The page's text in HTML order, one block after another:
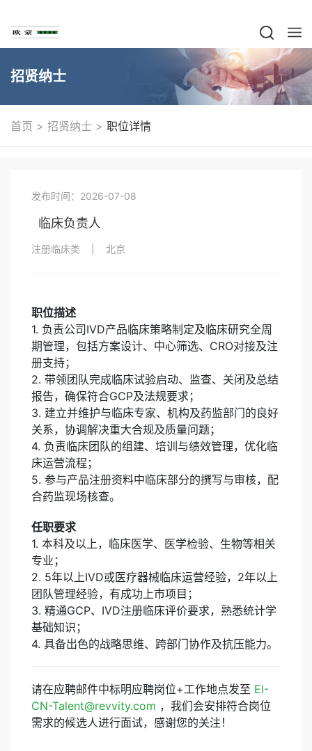
招贤纳士
首页 > 招贤纳士 > 职位详情
发布时间：2026-07-08
临床负责人
注册临床类 北京
职位描述
1. 负责公司IVD产品临床策略制定及临床研究全周
期管理，包括方案设计、中心筛选、CRO对接及注
册支持；
2. 带领团队完成临床试验启动、监查、关闭及总结
报告，确保符合GCP及法规要求；
3. 建立并维护与临床专家、机构及药监部门的良好
关系，协调解决重大合规及质量问题；
4. 负责临床团队的组建、培训与绩效管理，优化临
床运营流程；
5. 参与产品注册资料中临床部分的撰写与审核，配
合药监现场核查。
任职要求
1. 本科及以上，临床医学、医学检验、生物等相关
专业；
2. 5年以上IVD或医疗器械临床运营经验，2年以上
团队管理经验，有成功上市项目；
3. 精通GCP、IVD注册临床评价要求，熟悉统计学
基础知识；
4. 具备出色的战略思维、跨部门协作及抗压能力。
请在应聘邮件中标明应聘岗位+工作地点发至 EI-
CN-Talent@revvity.com ，我们会安排符合岗位
需求的候选人进行面试，感谢您的关注！